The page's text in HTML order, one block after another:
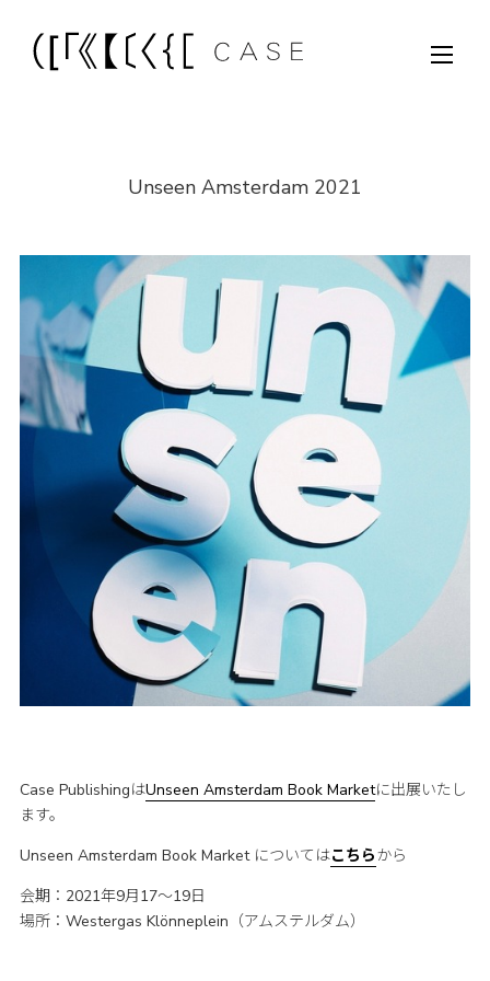
Unseen Amsterdam 2021
Case PublishingはUnseen Amsterdam Book Marketに出展いたし
ます。
Unseen Amsterdam Book Market についてはこちらから
会期：2021年9月17〜19日
場所：Westergas Klönneplein（アムステルダム）